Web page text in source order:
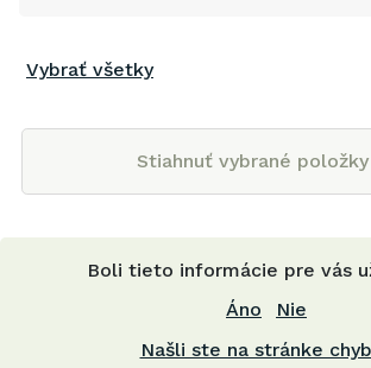
Vybrať všetky
Stiahnuť vybrané
Boli tieto informácie pre vás
Áno
Nie
Našli ste na stránke